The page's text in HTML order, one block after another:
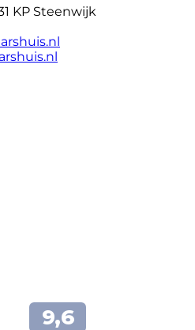
KP Steenwijk